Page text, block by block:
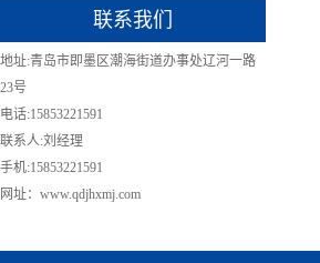
联系我们
地址:青岛市即墨区潮海街道办事处辽河一路
23号
电话:15853221591
联系人:刘经理
手机:15853221591
网址：www.qdjhxmj.com